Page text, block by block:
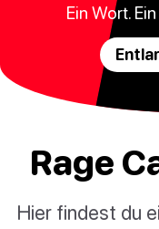
Ein Wort.
Rage
Hier findest du